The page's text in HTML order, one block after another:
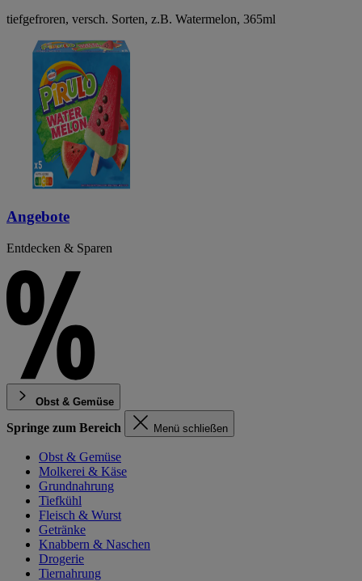
tiefgefroren, versch. Sorten, z.B. Watermelon, 365ml
Angebote
Entdecken & Sparen
Obst & Gemüse
Springe zum Bereich Menü schließen
Obst & Gemüse
Molkerei & Käse
Grundnahrung
Tiefkühl
Fleisch & Wurst
Getränke
Knabbern & Naschen
Drogerie
Tiernahrung